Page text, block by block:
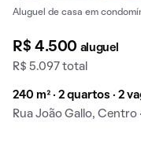
Aluguel de casa em
R$ 4.500 aluguel
R$ 5.097 total
240 m² · 2 quartos · 2
Rua João Gallo, Centro